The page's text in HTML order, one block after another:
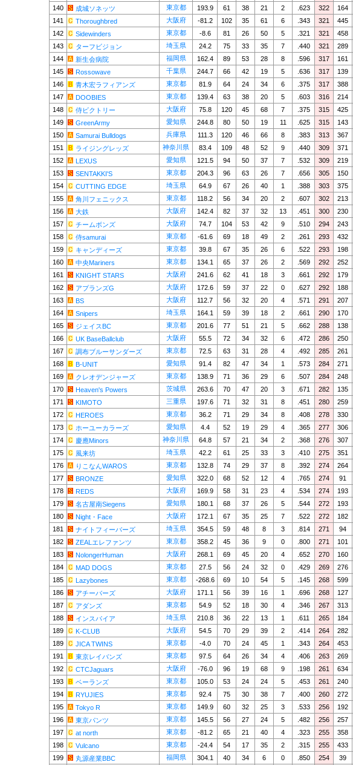
140
成城ソネッツ 東京都 193.9 61 38 21 2 .623 322 164
141
Thoroughbred 大阪府 -81.2 102 35 61 6 .343 321 445
142
Sidewinders 東京都 -8.6 81 26 50 5 .321 321 458
143
ターフビジョン 埼玉県 24.2 75 33 35 7 .440 321 289
144
新生会病院 福岡県 162.4 89 53 28 8 .596 317 161
145
Rossowave 千葉県 244.7 66 42 19 5 .636 317 139
146
青木宏ラフィアンズ 東京都 81.9 64 24 34 6 .375 317 388
147
DOOBIES 東京都 139.4 63 38 20 5 .603 316 214
148
侍ビクトリー 大阪府 75.8 120 45 68 7 .375 315 425
149
GreenArmy 愛知県 244.8 80 50 19 11 .625 315 143
150
Samurai Bulldogs 兵庫県 111.3 120 46 66 8 .383 313 367
151
ライジングレッズ 神奈川県 83.4 109 48 52 9 .440 309 371
152
LEXUS 愛知県 121.5 94 50 37 7 .532 309 219
153
SENTAKKI'S 東京都 204.3 96 63 26 7 .656 305 150
154
CUTTING EDGE 埼玉県 64.9 67 26 40 1 .388 303 375
155
角川フェニックス 東京都 118.2 56 34 20 2 .607 302 213
156
大鉄 大阪府 142.4 82 37 32 13 .451 300 230
157
チームボンズ 大阪府 74.7 104 53 42 9 .510 294 243
158
侍samurai 東京都 -61.6 69 18 49 2 .261 293 432
159
キャンディーズ 東京都 39.8 67 35 26 6 .522 293 198
160
中央Mariners 東京都 134.1 65 37 26 2 .569 292 252
161
KNIGHT STARS 大阪府 241.6 62 41 18 3 .661 292 179
162
アプランズG 大阪府 172.6 59 37 22 0 .627 292 188
163
BS 大阪府 112.7 56 32 20 4 .571 291 207
164
Snipers 埼玉県 164.1 59 39 18 2 .661 290 170
165
ジェイスBC 東京都 201.6 77 51 21 5 .662 288 138
166
UK BaseBallclub 大阪府 55.5 72 34 32 6 .472 286 250
167
調布ブルーサンダーズ 東京都 72.5 63 31 28 4 .492 285 261
168
B-UNIT 愛知県 91.4 82 47 34 1 .573 284 271
169
クレオデンジャーズ 東京都 138.9 71 36 29 6 .507 284 248
170
Heaven's Powers 茨城県 263.6 70 47 20 3 .671 282 135
171
KIMOTO 三重県 197.6 71 32 31 8 .451 280 259
172
HEROES 東京都 36.2 71 29 34 8 .408 278 330
173
ホーユーカラーズ 愛知県 4.4 52 19 29 4 .365 277 306
174
慶應Minors 神奈川県 64.8 57 21 34 2 .368 276 307
175
風来坊 埼玉県 42.2 61 25 33 3 .410 275 351
176
りこなんWAROS 東京都 132.8 74 29 37 8 .392 274 264
177
BRONZE 愛知県 322.0 68 52 12 4 .765 274 91
178
REDS 大阪府 169.9 58 31 23 4 .534 274 193
179
名古屋南Siegens 愛知県 180.1 68 37 26 5 .544 272 193
180
Night・Face 大阪府 172.1 67 35 25 7 .522 272 182
181
ナイトフィーバーズ 埼玉県 354.5 59 48 8 3 .814 271 94
182
ZEALエレファンツ 東京都 358.2 45 36 9 0 .800 271 101
183
NolongerHuman 大阪府 268.1 69 45 20 4 .652 270 160
184
MAD DOGS 東京都 27.5 56 24 32 0 .429 269 276
185
Lazybones 東京都 -268.6 69 10 54 5 .145 268 599
186
アチーバーズ 大阪府 171.1 56 39 16 1 .696 268 127
187
アダンズ 東京都 54.9 52 18 30 4 .346 267 313
188
インスパイア 埼玉県 210.8 36 22 13 1 .611 265 184
189
K-CLUB 大阪府 54.5 70 29 39 2 .414 264 282
189
JICA TWINS 東京都 -4.0 70 24 45 1 .343 264 453
191
東京レイバンズ 東京都 97.5 64 26 34 4 .406 263 269
192
CTCJaguars 大阪府 -76.0 96 19 68 9 .198 261 634
193
ベーランズ 東京都 105.0 53 24 24 5 .453 261 240
194
RYUJIES 東京都 92.4 75 30 38 7 .400 260 272
195
Tokyo R 東京都 149.9 60 32 25 3 .533 256 192
196
東京パンツ 東京都 145.5 56 27 24 5 .482 256 257
197
at north 東京都 -81.2 65 21 40 4 .323 255 358
198
Vulcano 東京都 -24.4 54 17 35 2 .315 255 433
199
丸源産業BBC 福岡県 304.1 40 34 6 0 .850 254 39